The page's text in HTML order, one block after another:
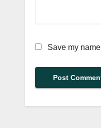
Save my